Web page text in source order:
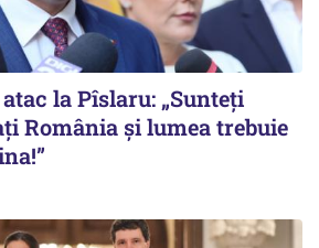
la Pîslaru: „Sunteți
România și lumea trebuie